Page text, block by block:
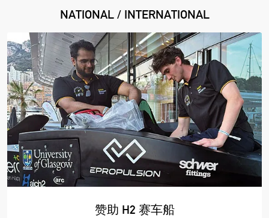
NATIONAL / INTERNATIONAL
赞助 H2 赛车船